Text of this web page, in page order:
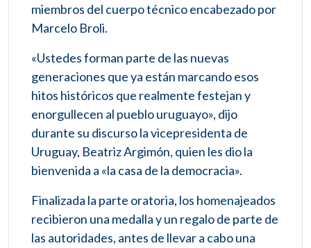
miembros del cuerpo técnico encabezado por
Marcelo Broli.
«Ustedes forman parte de las nuevas
generaciones que ya están marcando esos
hitos históricos que realmente festejan y
enorgullecen al pueblo uruguayo», dijo
durante su discurso la vicepresidenta de
Uruguay, Beatriz Argimón, quien les dio la
bienvenida a «la casa de la democracia».
Finalizada la parte oratoria, los homenajeados
recibieron una medalla y un regalo de parte de
las autoridades, antes de llevar a cabo una